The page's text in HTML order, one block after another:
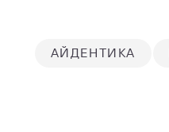
АЙДЕНТИКА